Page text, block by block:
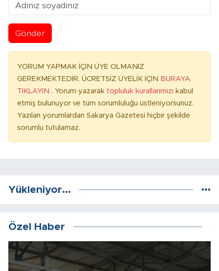
Gönder
YORUM YAPMAK İÇİN ÜYE OLMANIZ
GEREKMEKTEDİR. ÜCRETSİZ ÜYELİK İÇİN BURAYA
TIKLAYIN . Yorum yazarak topluluk kurallarımızı kabul
etmiş bulunuyor ve tüm sorumluluğu üstleniyorsunuz.
Yazılan yorumlardan Sakarya Gazetesi hiçbir şekilde
sorumlu tutulamaz.
Yükleniyor...
Özel Haber